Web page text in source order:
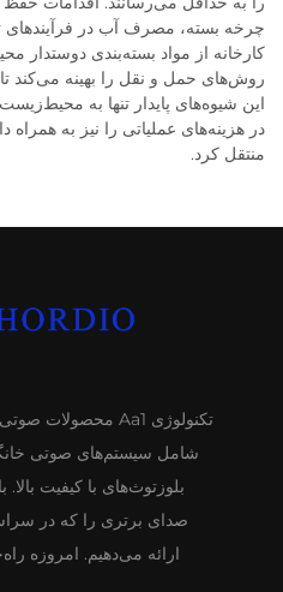
چرخه بسته، مصرف آب در فرآیندهای
کارخانه از مواد بسته‌بندی دوستدار
روش‌های حمل و نقل را بهینه می‌کند
این شیوه‌های پایدار تنها به
در هزینه‌های عملیاتی را نیز به همراه
منتقل کرد.
شامل سیستم‌های صوتی
صدای برتری را که در
ارائه می‌دهیم. امروزه